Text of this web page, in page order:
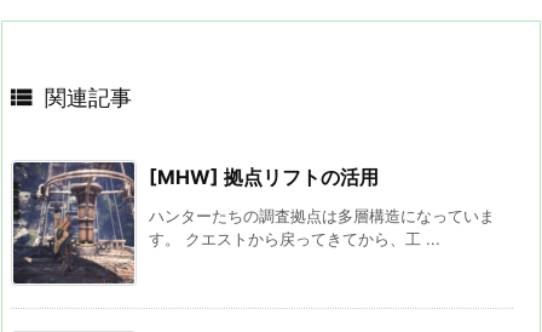
 関連記事
[MHW] 拠点リフトの活用
ハンターたちの調査拠点は多層構造になっていま
す。 クエストから戻ってきてから、工 ...